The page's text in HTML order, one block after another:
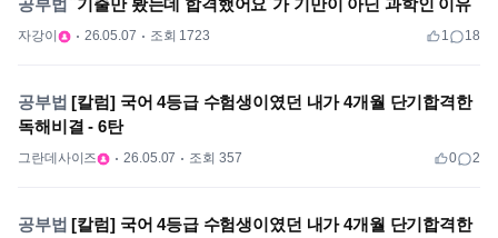
공부법 ˝기출만 봤는데 합격했어요˝가 기만이 아닌 과학인 이유
자강이 26.05.07 조회 1723 1 18
공부법 [칼럼] 국어 4등급 수험생이였던 내가 4개월 단기합격한
독해비결 - 6탄
그란데사이즈 26.05.07 조회 357 0 2
공부법 [칼럼] 국어 4등급 수험생이였던 내가 4개월 단기합격한